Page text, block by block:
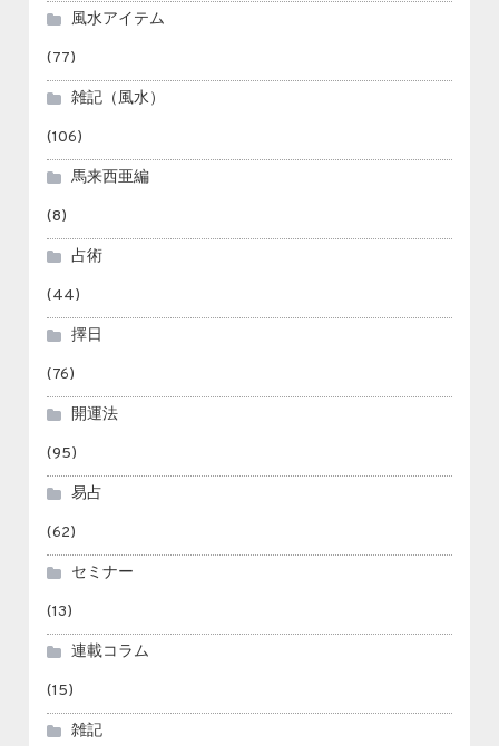
風水アイテム
(77)
雑記（風水）
(106)
馬来西亜編
(8)
占術
(44)
擇日
(76)
開運法
(95)
易占
(62)
セミナー
(13)
連載コラム
(15)
雑記